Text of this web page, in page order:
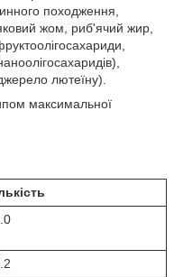
походження,
жом, риб'ячий жир,
лютеїну).
максимальної